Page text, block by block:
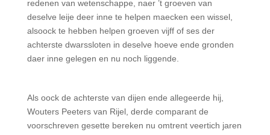
redenen van wetenschappe, naer ’t groeven van
deselve leije deer inne te helpen maecken een wissel,
alsoock te hebben helpen groeven vijff of ses der
achterste dwarssloten in deselve hoeve ende gronden
daer inne gelegen en nu noch liggende.
Als oock de achterste van dijen ende allegeerde hij,
Wouters Peeters van Rijel, derde comparant de
voorschreven gesette bereken nu omtrent veertich jaren